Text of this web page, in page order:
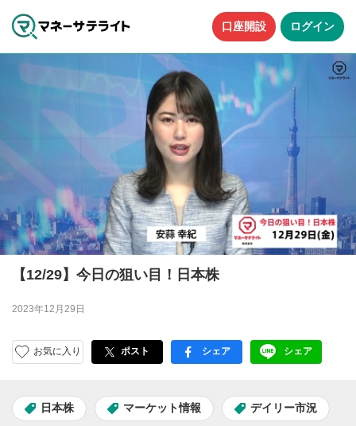
口座開設 ログイン
【12/29】今日の狙い目！日本株
2023年12月29日
お気に入り ポスト facebook
シェア LINE
シェア
日本株 マーケット情報 デイリー市況